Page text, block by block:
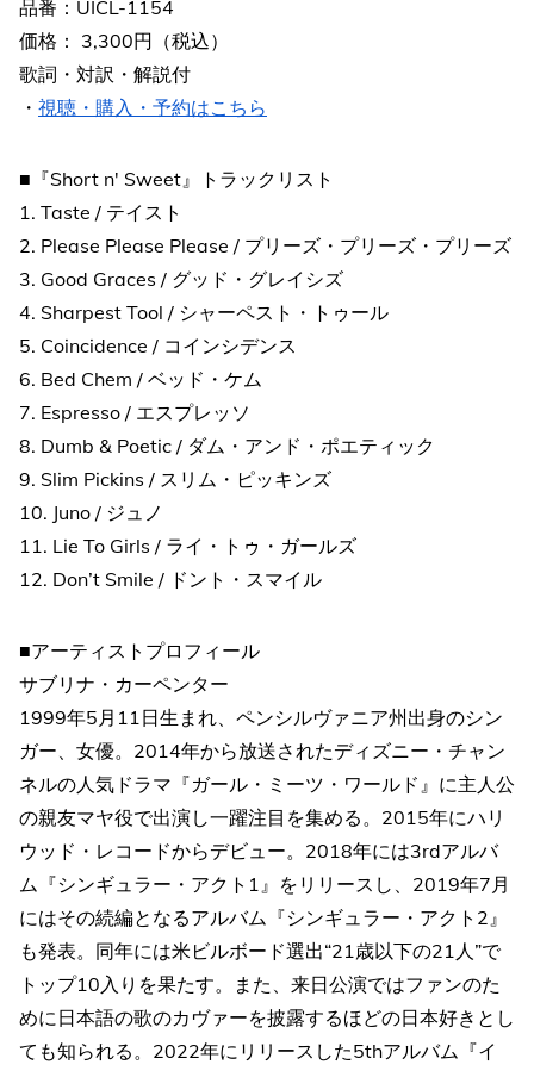
品番：UICL-1154
価格： 3,300円（税込）
歌詞・対訳・解説付
・ 視聴・購入・予約はこちら
■『Short n' Sweet』トラックリスト
1. Taste / テイスト
2. Please Please Please / プリーズ・プリーズ・プリーズ
3. Good Graces / グッド・グレイシズ
4. Sharpest Tool / シャーペスト・トゥール
5. Coincidence / コインシデンス
6. Bed Chem / ベッド・ケム
7. Espresso / エスプレッソ
8. Dumb & Poetic / ダム・アンド・ポエティック
9. Slim Pickins / スリム・ピッキンズ
10. Juno / ジュノ
11. Lie To Girls / ライ・トゥ・ガールズ
12. Don’t Smile / ドント・スマイル
■アーティストプロフィール
サブリナ・カーペンター
1999年5月11日生まれ、ペンシルヴァニア州出身のシン
ガー、女優。2014年から放送されたディズニー・チャン
ネルの人気ドラマ『ガール・ミーツ・ワールド』に主人公
の親友マヤ役で出演し一躍注目を集める。2015年にハリ
ウッド・レコードからデビュー。2018年には3rdアルバ
ム『シンギュラー・アクト1』をリリースし、2019年7月
にはその続編となるアルバム『シンギュラー・アクト2』
も発表。同年には米ビルボード選出“21歳以下の21人”で
トップ10入りを果たす。また、来日公演ではファンのた
めに日本語の歌のカヴァーを披露するほどの日本好きとし
ても知られる。2022年にリリースした5thアルバム『イ